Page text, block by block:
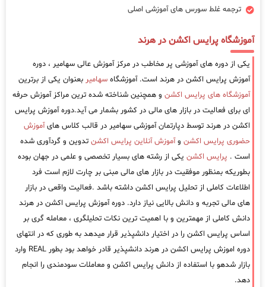
ترجمه غلط سورس های آموزشی اصلی
آموزشگاه پرایس اکشن در هرند
یکی از دوره های آموزشی پر مخاطب در مرکز آموزش عالی سهامیر ، دوره
آموزش پرایس اکشن در هرند است. آموزشگاه سهامیر بعنوان یکی از برترین
آموزشگاه های پرایس اکشن و همچنین شناخته شده ترین مراکز آموزش حرفه
ای برای فعالیت در بازار های مالی در کشور بشمار می آید.دوره آموزش پرایس
اکشن در هرند توسط دپارتمان آموزشی سهامیر در قالب کلاس هایآموزش
حضوری پرایس اکشن وآموزش آنلاین پرایس اکشن تدوین و گردآوری شده
است . پرایس اکشن یکی از رشته های بسیار تخصصی و علمی در جهان بوده
بطوریکه بمنظور موفقیت در بازار های مالی مبنی بر چارت لازم است فرد
اطلاعات کاملی از تحلیل پرایس اکشن داشته باشد .فعالیت واقعی در بازار
های مالی تجربه و دانش بالایی نیاز دارد. دوره آموزش پرایس اکشن در هرند
دانش کاملی از مهمترین و با اهمیت ترین نکات تحلیلگری ، معامله گری بر
اساس پرایس اکشن را در اختیار دانشپذیر قرار میدهد به طوری که در انتهای
دوره اموزش پرایس اکشن در هرند دانشپذیر قادر خواهد بود بطور REAL وارد
بازار شدهو با استفاده از دانش پرایس اکشن و معاملات سودمندی را انجام
دهد.